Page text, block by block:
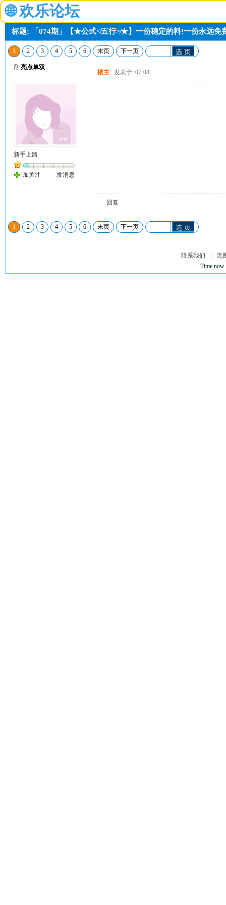
🌐 欢乐论坛
标题: 「074期」【★公式≮五行≯★】一份稳定的料!一份永远免
1 2 3 4 5 6 末页 下一页 选 页
亮点单双
新手上路
加关注 发消息
楼主 发表于: 07-08
回复
1 2 3 4 5 6 末页 下一页 选 页
联系我们
无
Time now